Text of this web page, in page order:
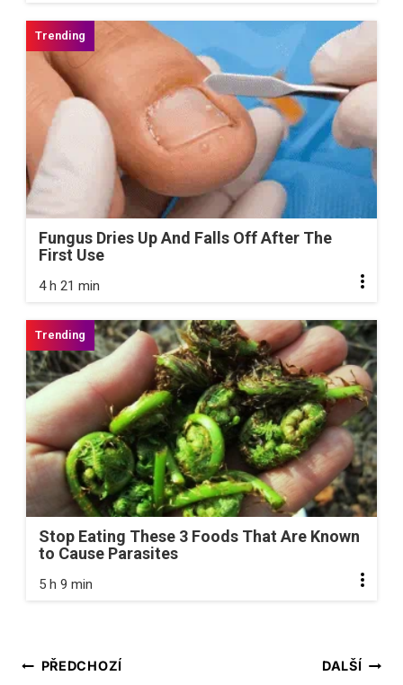
Fungus Dries Up And Falls Off After The
First Use
4 h 21 min
Stop Eating These 3 Foods That Are Known
to Cause Parasites
5 h 9 min
Navigace
PŘEDCHOZÍ DALŠÍ